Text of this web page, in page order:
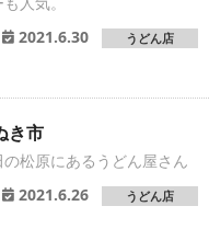
2021.6.30
うどん店
き市
松原にあるうどん屋さん
2021.6.26
うどん店